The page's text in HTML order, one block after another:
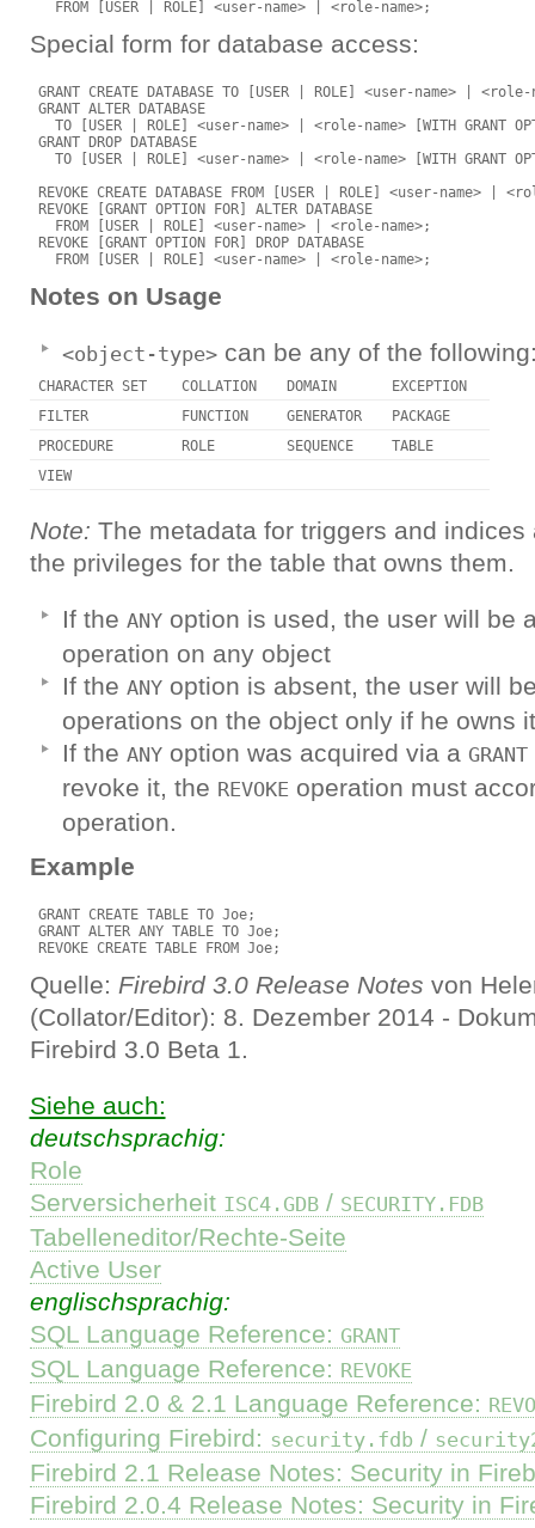
Special form for database access:
GRANT CREATE DATABASE TO [USER | ROLE] <user-name> | <role-
GRANT ALTER DATABASE
TO [USER | ROLE] <user-name> | <role-name> [WITH GRANT
GRANT DROP DATABASE
TO [USER | ROLE] <user-name> | <role-name> [WITH GRANT
REVOKE CREATE DATABASE FROM [USER | ROLE] <user-name> |
REVOKE [GRANT OPTION FOR] ALTER DATABASE
   FROM [USER | ROLE] <user-name> | <role-name>;
REVOKE [GRANT OPTION FOR] DROP DATABASE
Notes on Usage
<object-type>can be any of the
CHARACTER SET COLLATION DOMAIN
EXCEPTION
FILTER
FUNCTION GENERATOR
PACKAGE
PROCEDURE
ROLE SEQUENCE
TABLE
VIEW
Note: The metadata for triggers and
the privileges for the table that owns them.
If the ANYoption is used, the user will be
operation on any object
If the ANYoption is absent, the user will
operations on the object only if he owns it
If the ANYoption was acquired via a GRANT
revoke it, the REVOKE operation must
operation.
Example
GRANT CREATE TABLE TO Joe;
GRANT ALTER ANY TABLE TO Joe;
Quelle: Firebird 3.0 Release Notes von
(Collator/Editor): 8. Dezember 2014 -
Firebird 3.0 Beta 1.
Siehe auch:
deutschsprachig:
Role
Serversicherheit ISC4.GDB/ SECURITY.FDB
Tabelleneditor/Rechte-Seite
Active User
englischsprachig:
SQL Language Reference: GRANT
SQL Language Reference: REVOKE
Firebird 2.0 & 2.1 Language Reference:
Configuring Firebird: security.fdb /
Firebird 2.1 Release Notes: Security in
Firebird 2.0.4 Release Notes: Security in